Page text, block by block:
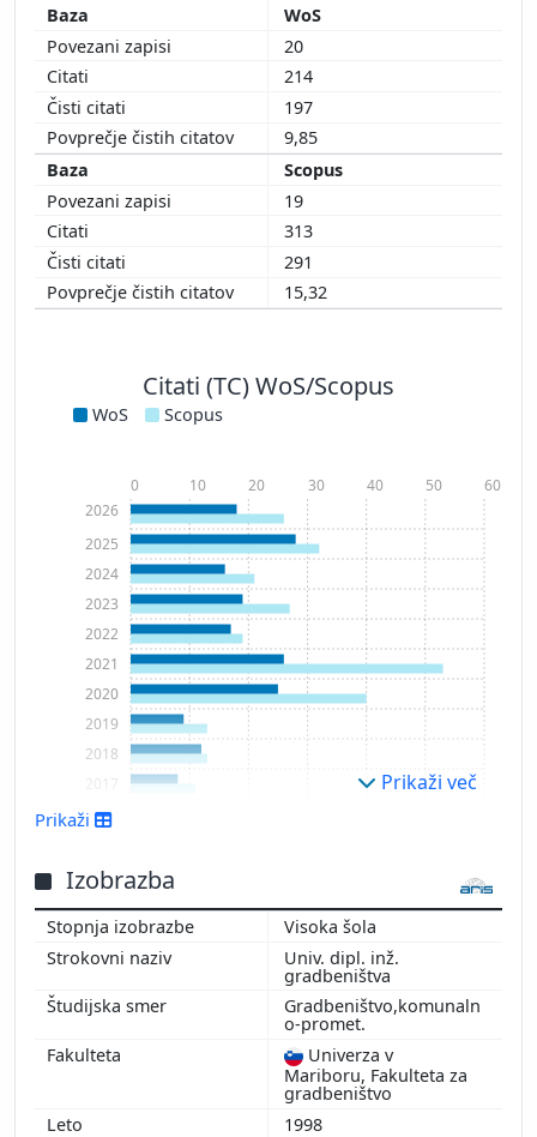
WoS
20
214
197
9,85
Scopus
19
313
291
15,32
Citati (TC) WoS/Scopus
WoS Scopus
2011
2012
2013
2014
2016
2017
2018
2019
2020
2021
2022
2023
2024
2025
2026
0 10 20 30 40 50 60
Prikaži več
Prikaži
Izobrazba
Visoka šola
Univ. dipl. inž.
gradbeništva
Gradbeništvo,komunaln
o-promet.
Univerza v
Mariboru, Fakulteta za
gradbeništvo
1998